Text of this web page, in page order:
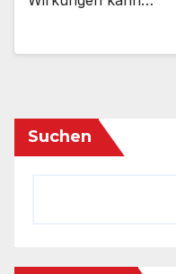
Suchen